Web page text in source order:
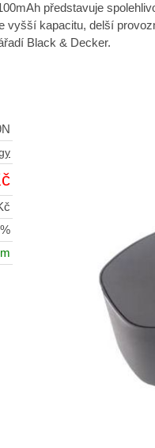
představuje
vyšší kapacitu, delší
Black & Decker.